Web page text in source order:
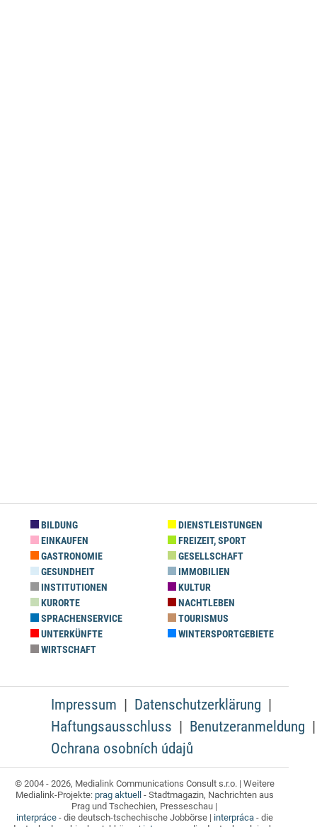
BILDUNG
DIENSTLEISTUNGEN
EINKAUFEN
FREIZEIT, SPORT
GASTRONOMIE
GESELLSCHAFT
GESUNDHEIT
IMMOBILIEN
INSTITUTIONEN
KULTUR
KURORTE
NACHTLEBEN
SPRACHENSERVICE
TOURISMUS
UNTERKÜNFTE
WINTERSPORTGEBIETE
WIRTSCHAFT
Impressum
Datenschutzerklärung
Haftungsausschluss
Benutzeranmeldung
Ochrana osobních údajů
© 2004 - 2026, Medialink Communications Consult s.r.o. | Weitere
Medialink-Projekte: prag aktuell - Stadtmagazin, Nachrichten aus
Prag und Tschechien, Presseschau |
interpráce- die deutsch-tschechische Jobbörse | interpráca- die